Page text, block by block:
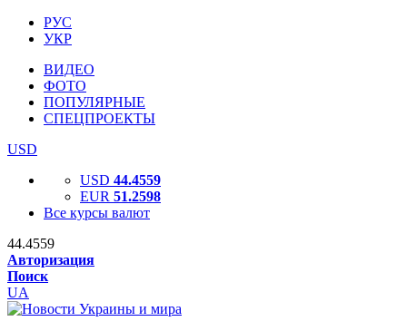
РУС
УКР
ВИДЕО
ФОТО
ПОПУЛЯРНЫЕ
СПЕЦПРОЕКТЫ
USD
USD 44.4559
EUR 51.2598
Все курсы валют
44.4559
Авторизация
Поиск
UA